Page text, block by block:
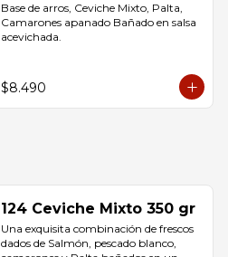
Base de arros, Ceviche Mixto, Palta,
Camarones apanado Bañado en salsa
acevichada.
$8.490
124 Ceviche Mixto 350 gr
Una exquisita combinación de frescos
dados de Salmón, pescado blanco,